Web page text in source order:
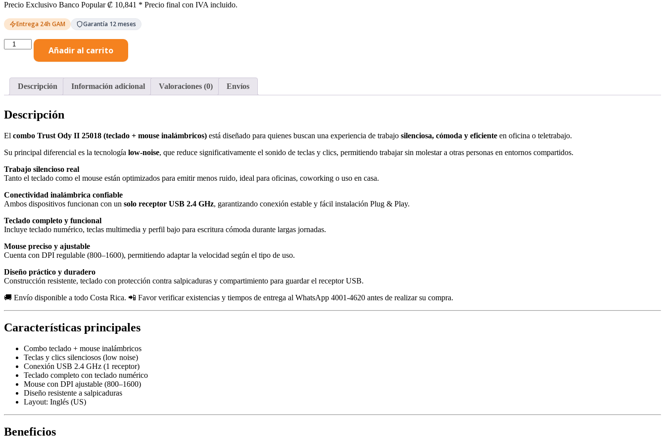
Precio Exclusivo Banco Popular ₡ 10,841 * Precio final con IVA incluido.
Entrega 24h GAM Garantía 12 meses
Combo
Trust
Teclado
Mouse
Inalámbrico
cantidad
Añadir al carrito
Descripción Información adicional Valoraciones (0) Envíos
Descripción
El combo Trust Ody II 25018 (teclado + mouse inalámbricos) está diseñado para quienes buscan una experiencia de trabajo silenciosa, cómoda y eficiente en oficina o teletrabajo.
Su principal diferencial es la tecnología low-noise, que reduce significativamente el sonido de teclas y clics, permitiendo trabajar sin molestar a otras personas en entornos compartidos.
Trabajo silencioso real
Tanto el teclado como el mouse están optimizados para emitir menos ruido, ideal para oficinas, coworking o uso en casa.
Conectividad inalámbrica confiable
Ambos dispositivos funcionan con un solo receptor USB 2.4 GHz, garantizando conexión estable y fácil instalación Plug & Play.
Teclado completo y funcional
Incluye teclado numérico, teclas multimedia y perfil bajo para escritura cómoda durante largas jornadas.
Mouse preciso y ajustable
Cuenta con DPI regulable (800–1600), permitiendo adaptar la velocidad según el tipo de uso.
Diseño práctico y duradero
Construcción resistente, teclado con protección contra salpicaduras y compartimiento para guardar el receptor USB.
🚚 Envío disponible a todo Costa Rica. 📲 Favor verificar existencias y tiempos de entrega al WhatsApp 4001-4620 antes de realizar su compra.
Características principales
Combo teclado + mouse inalámbricos
Teclas y clics silenciosos (low noise)
Conexión USB 2.4 GHz (1 receptor)
Teclado completo con teclado numérico
Mouse con DPI ajustable (800–1600)
Diseño resistente a salpicaduras
Layout: Inglés (US)
Beneficios